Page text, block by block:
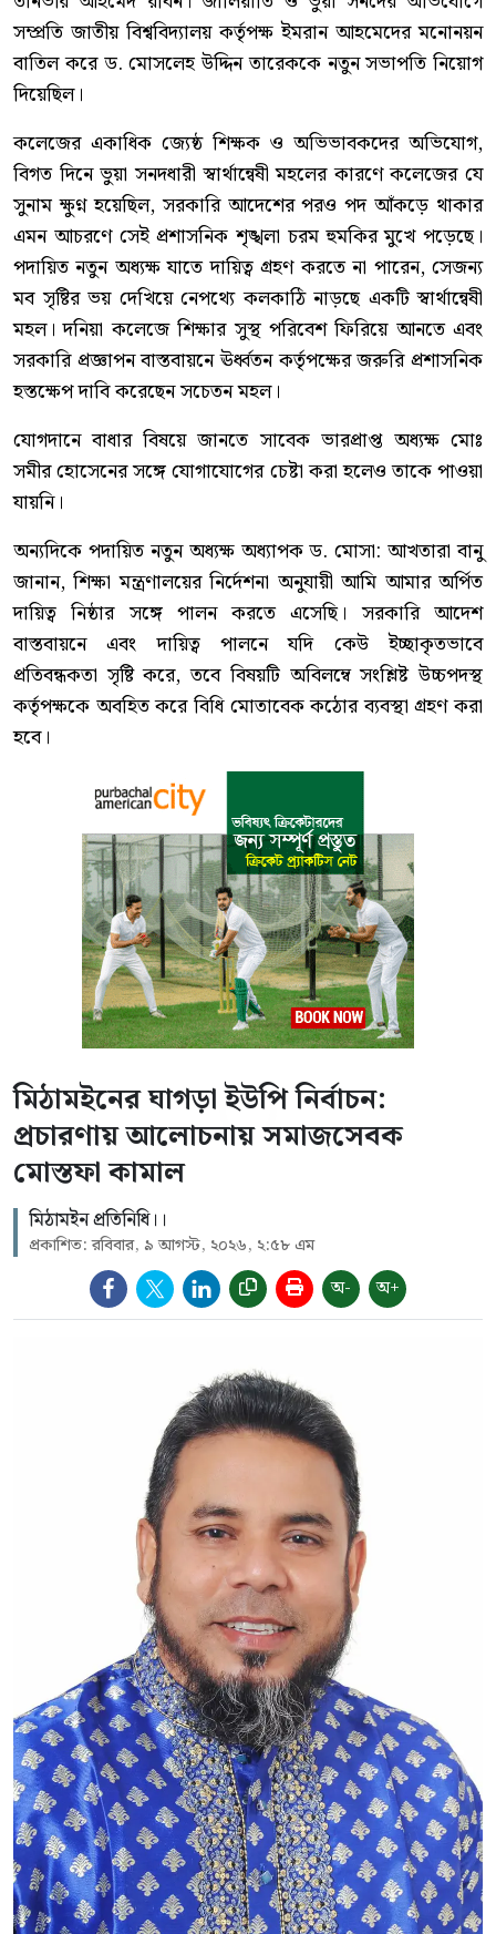
সম্প্রতি জাতীয় বিশ্ববিদ্যালয় কর্তৃপক্ষ ইমরান আহমেদের মনোনয়ন
বাতিল করে ড. মোসলেহ উদ্দিন তারেককে নতুন সভাপতি নিয়োগ
দিয়েছিল।
কলেজের একাধিক জ্যেষ্ঠ শিক্ষক ও অভিভাবকদের অভিযোগ,
বিগত দিনে ভুয়া সনদধারী স্বার্থান্বেষী মহলের কারণে কলেজের যে
সুনাম ক্ষুণ্ন হয়েছিল, সরকারি আদেশের পরও পদ আঁকড়ে থাকার
এমন আচরণে সেই প্রশাসনিক শৃঙ্খলা চরম হুমকির মুখে পড়েছে।
পদায়িত নতুন অধ্যক্ষ যাতে দায়িত্ব গ্রহণ করতে না পারেন, সেজন্য
মব সৃষ্টির ভয় দেখিয়ে নেপথ্যে কলকাঠি নাড়ছে একটি স্বার্থান্বেষী
মহল। দনিয়া কলেজে শিক্ষার সুস্থ পরিবেশ ফিরিয়ে আনতে এবং
সরকারি প্রজ্ঞাপন বাস্তবায়নে ঊর্ধ্বতন কর্তৃপক্ষের জরুরি প্রশাসনিক
হস্তক্ষেপ দাবি করেছেন সচেতন মহল।
যোগদানে বাধার বিষয়ে জানতে সাবেক ভারপ্রাপ্ত অধ্যক্ষ মোঃ
সমীর হোসেনের সঙ্গে যোগাযোগের চেষ্টা করা হলেও তাকে পাওয়া
যায়নি।
অন্যদিকে পদায়িত নতুন অধ্যক্ষ অধ্যাপক ড. মোসা: আখতারা বানু
জানান, শিক্ষা মন্ত্রণালয়ের নির্দেশনা অনুযায়ী আমি আমার অর্পিত
দায়িত্ব নিষ্ঠার সঙ্গে পালন করতে এসেছি। সরকারি আদেশ
বাস্তবায়নে এবং দায়িত্ব পালনে যদি কেউ ইচ্ছাকৃতভাবে
প্রতিবন্ধকতা সৃষ্টি করে, তবে বিষয়টি অবিলম্বে সংশ্লিষ্ট উচ্চপদস্থ
কর্তৃপক্ষকে অবহিত করে বিধি মোতাবেক কঠোর ব্যবস্থা গ্রহণ করা
হবে।
মিঠামইনের ঘাগড়া ইউপি নির্বাচন:
প্রচারণায় আলোচনায় সমাজসেবক
মোস্তফা কামাল
মিঠামইন প্রতিনিধি।।
প্রকাশিত: রবিবার, ৯ আগস্ট, ২০২৬, ২:৫৮ এম
অ- অ+